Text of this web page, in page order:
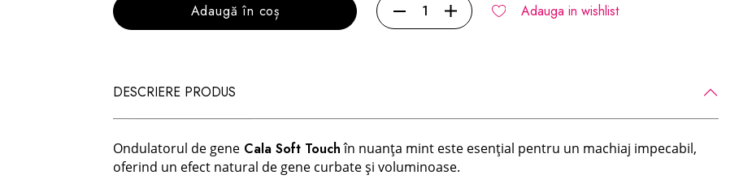
Adaugă în coș Adauga in wishlist
DESCRIERE PRODUS
Ondulatorul de gene Cala Soft Touchîn nuanța mint este esențial pentru un machiaj impecabil,
oferind un efect natural de gene curbate și voluminoase.